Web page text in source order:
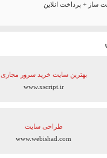
ساز + پرداخت انلاین
بهترین سایت‌ خرید سرور مجازی
www.xscript.ir
طراحی سایت
www.webishad.com